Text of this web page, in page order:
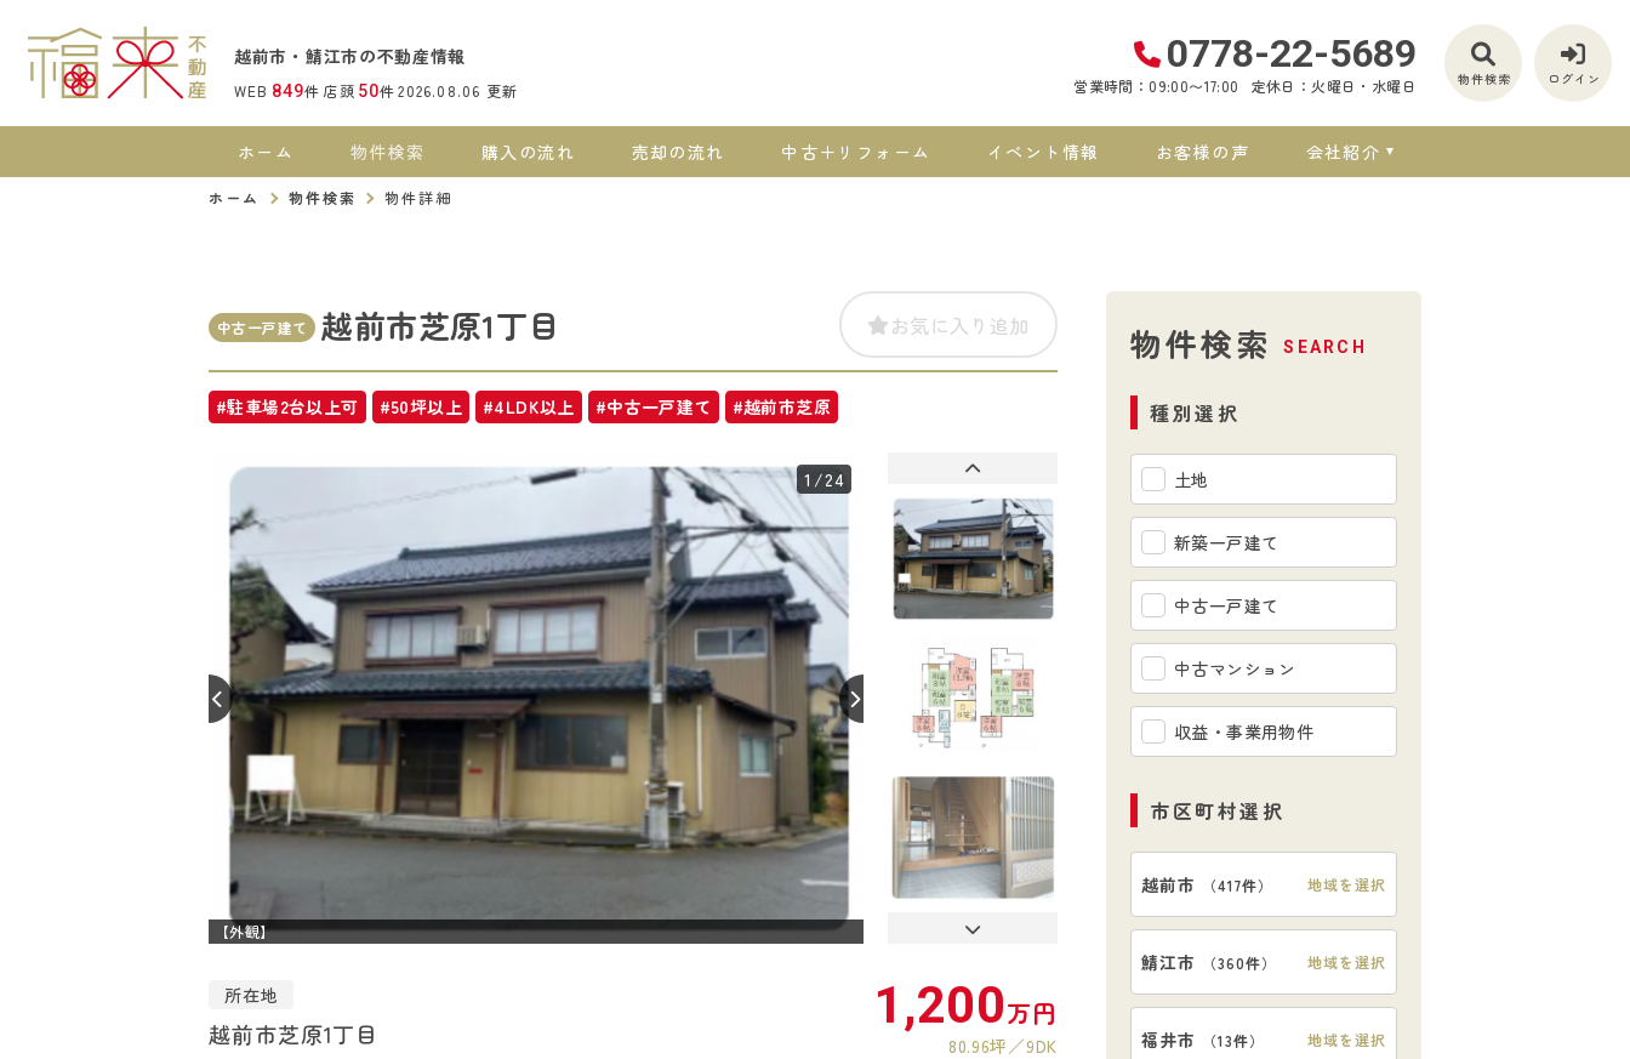
越前市・鯖江市の不動産情報
WEB 849件 店頭 50件 2026.08.06 更新
0778-22-5689
営業時間：09:00〜17:00 定休日：火曜日・水曜日 物件検索 ログイン
ホーム 物件検索 購入の流れ 売却の流れ 中古＋リフォーム イベント情報 お客様の声 会社紹介
ホーム 物件検索 物件詳細
中古一戸建て 越前市芝原1丁目 お気に入り追加
#駐車場2台以上可 #50坪以上 #4LDK以上 #中古一戸建て #越前市芝原
1 /24
【外観】
所在地
越前市芝原1丁目 1,200万円
80.96坪 9DK
物件検索 SEARCH
種別選択
土地
新築一戸建て
中古一戸建て
中古マンション
収益・事業用物件
市区町村選択
越前市 （417件） 地域を選択
鯖江市 （360件） 地域を選択
福井市 （13件） 地域を選択